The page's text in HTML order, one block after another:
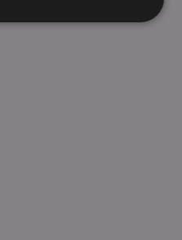
Performance